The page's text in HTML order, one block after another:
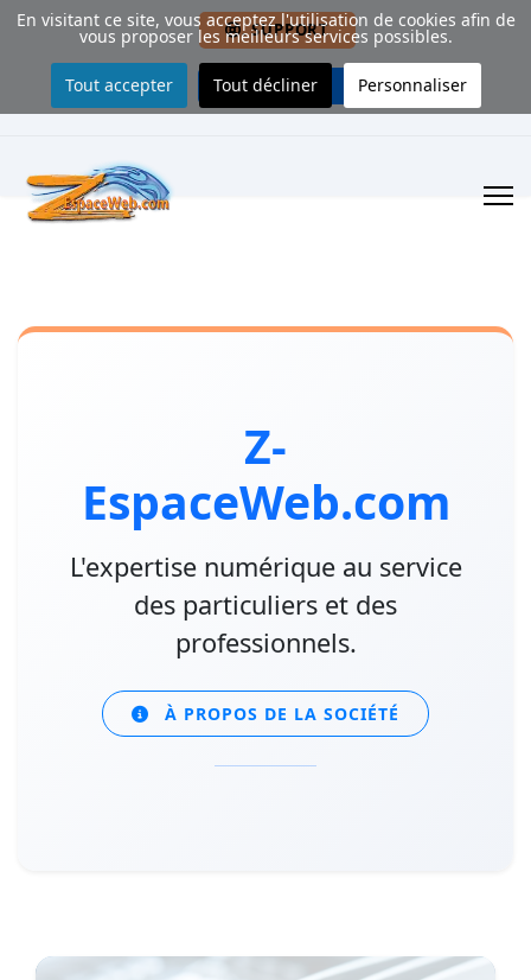
. SUPPORT
. CONTACT
Z-
EspaceWeb.com
L'expertise numérique au service
des particuliers et des
professionnels.
À PROPOS DE LA SOCIÉTÉ
En visitant ce site, vous acceptez l'utilisation de cookies afin de
vous proposer les meilleurs services possibles.
Tout accepter Tout décliner Personnaliser